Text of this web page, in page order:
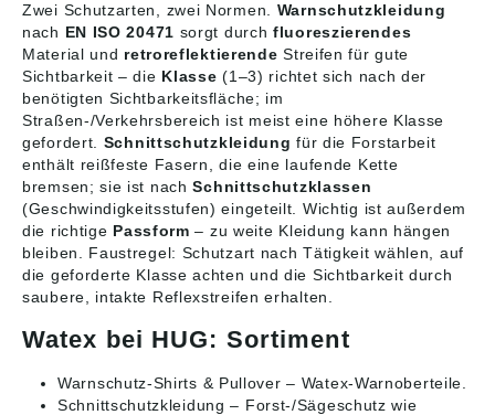
Kettengeschwindigkeit
Schutzklasse 3: 28
Meter pro Sekunde
Kettengeschwindigkeit
Zwei Schutzarten, zwei Normen. Warnschutzkleidung
nach EN ISO 20471 sorgt durchfluoreszierendes
Material und retroreflektierende Streifen für gute
Sichtbarkeit – die Klasse (1–3) richtet sich nach der
benötigten Sichtbarkeitsfläche; im
Straßen-/Verkehrsbereich ist meist eine höhere Klasse
gefordert. Schnittschutzkleidung für die Forstarbeit
enthält reißfeste Fasern, die eine laufende Kette
bremsen; sie ist nachSchnittschutzklassen
(Geschwindigkeitsstufen) eingeteilt. Wichtig ist außerdem
die richtige Passform – zu weite Kleidung kann hängen
bleiben. Faustregel: Schutzart nach Tätigkeit wählen, auf
die geforderte Klasse achten und die Sichtbarkeit durch
saubere, intakte Reflexstreifen erhalten.
Watex bei HUG: Sortiment
Warnschutz-Shirts & Pullover – Watex-Warnoberteile.
Schnittschutzkleidung – Forst-/Sägeschutz wie